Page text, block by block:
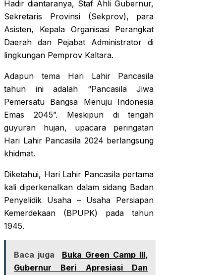
Hadir diantaranya, Staf Ahli Gubernur,
Sekretaris Provinsi (Sekprov), para
Asisten, Kepala Organisasi Perangkat
Daerah dan Pejabat Administrator di
lingkungan Pemprov Kaltara.
Adapun tema Hari Lahir Pancasila
tahun ini adalah “Pancasila Jiwa
Pemersatu Bangsa Menuju Indonesia
Emas 2045”. Meskipun di tengah
guyuran hujan, upacara peringatan
Hari Lahir Pancasila 2024 berlangsung
khidmat.
Diketahui, Hari Lahir Pancasila pertama
kali diperkenalkan dalam sidang Badan
Penyelidik Usaha – Usaha Persiapan
Kemerdekaan (BPUPK) pada tahun
1945.
Baca juga
Buka Green Camp III,
Gubernur Beri Apresiasi Dan